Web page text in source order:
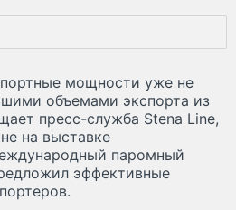
мощности уже не
объемами экспорта из
пресс-служба Stena Line,
на выставке
паромный
эффективные